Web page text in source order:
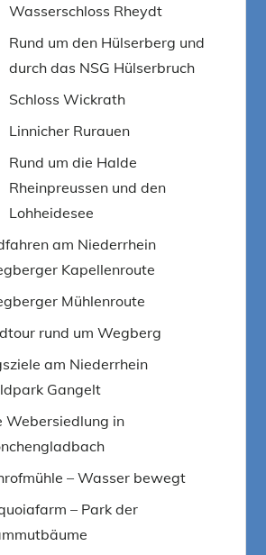
Wasserschloss Rheydt
Rund um den Hülserberg und
durch das NSG Hülserbruch
Schloss Wickrath
Linnicher Rurauen
Rund um die Halde
Rheinpreussen und den
Lohheidesee
am Niederrhein
Kapellenroute
Mühlenroute
rund um Wegberg
am Niederrhein
Gangelt
Webersiedlung in
– Wasser bewegt
– Park der